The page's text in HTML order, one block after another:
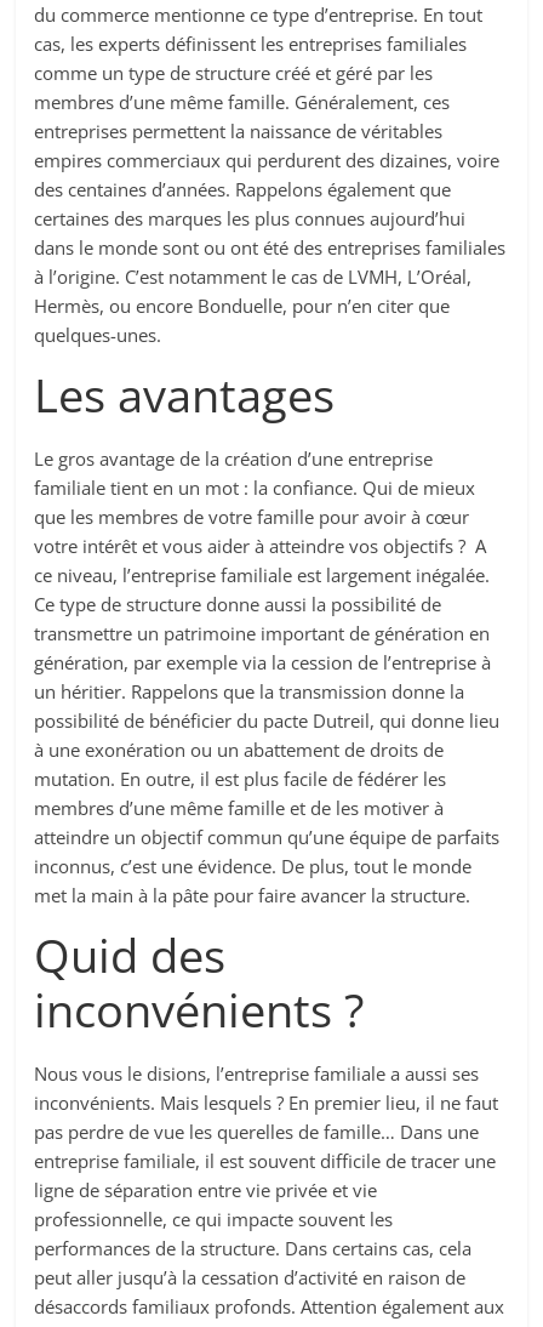
du commerce mentionne ce type d’entreprise. En tout
cas, les experts définissent les entreprises familiales
comme un type de structure créé et géré par les
membres d’une même famille. Généralement, ces
entreprises permettent la naissance de véritables
empires commerciaux qui perdurent des dizaines, voire
des centaines d’années. Rappelons également que
certaines des marques les plus connues aujourd’hui
dans le monde sont ou ont été des entreprises familiales
à l’origine. C’est notamment le cas de LVMH, L’Oréal,
Hermès, ou encore Bonduelle, pour n’en citer que
quelques-unes.
Les avantages
Le gros avantage de la création d’une entreprise
familiale tient en un mot : la confiance. Qui de mieux
que les membres de votre famille pour avoir à cœur
votre intérêt et vous aider à atteindre vos objectifs ? A
ce niveau, l’entreprise familiale est largement inégalée.
Ce type de structure donne aussi la possibilité de
transmettre un patrimoine important de génération en
génération, par exemple via la cession de l’entreprise à
un héritier. Rappelons que la transmission donne la
possibilité de bénéficier du pacte Dutreil, qui donne lieu
à une exonération ou un abattement de droits de
mutation. En outre, il est plus facile de fédérer les
membres d’une même famille et de les motiver à
atteindre un objectif commun qu’une équipe de parfaits
inconnus, c’est une évidence. De plus, tout le monde
met la main à la pâte pour faire avancer la structure.
Quid des
inconvénients ?
Nous vous le disions, l’entreprise familiale a aussi ses
inconvénients. Mais lesquels ? En premier lieu, il ne faut
pas perdre de vue les querelles de famille… Dans une
entreprise familiale, il est souvent difficile de tracer une
ligne de séparation entre vie privée et vie
professionnelle, ce qui impacte souvent les
performances de la structure. Dans certains cas, cela
peut aller jusqu’à la cessation d’activité en raison de
désaccords familiaux profonds. Attention également aux